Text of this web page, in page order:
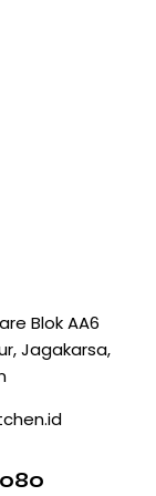
Blok AA6
Jagakarsa,